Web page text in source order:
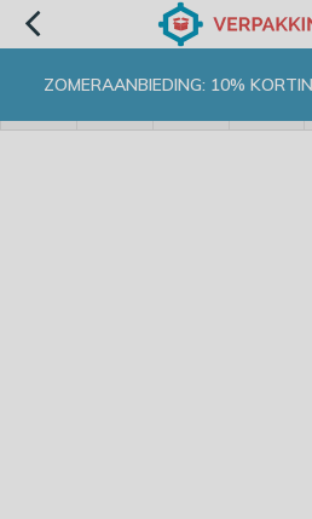
ZOMERAANBIEDING: 10%